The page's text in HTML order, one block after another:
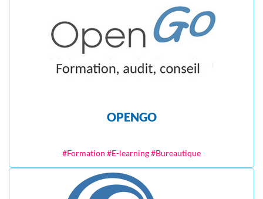
OPENGO
#Formation #E-learning #Bureautique